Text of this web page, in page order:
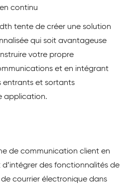
continu
tente de créer une solution
qui soit avantageuse
votre propre
et en intégrant
entrants et sortants
application.
de communication client en
des fonctionnalités de
courrier électronique dans